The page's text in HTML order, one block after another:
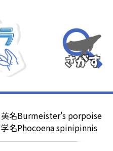
英名Burmeister's porpoise
学名Phocoena spinipinnis